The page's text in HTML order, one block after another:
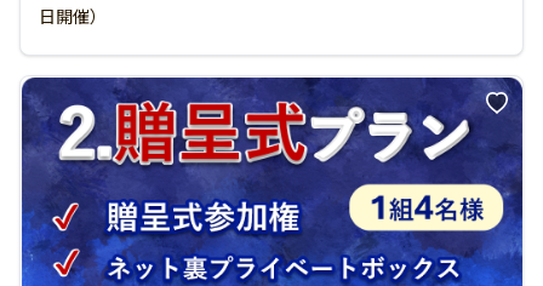
日開催）